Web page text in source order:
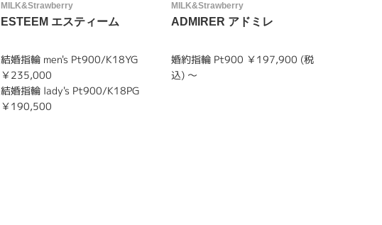
MILK&Strawberry
ESTEEM エスティーム
結婚指輪 men's Pt900/K18YG
￥235,000
結婚指輪 lady's Pt900/K18PG
￥190,500
MILK&Strawberry
ADMIRER アドミレ
婚約指輪 Pt900 ￥197,900 (税
込) ～